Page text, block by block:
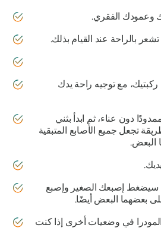
وعمودك الفقري.
بالراحة عند القيام بذلك.
مع توجيه راحة يدك
دون عناء، ثم ابدأ بثني
تجعل جميع الأصابع المتبقية
إصبعك الصغير وإصبع
بعضهما البعض أيضًا.
في وضعيات أخرى إذا كنت